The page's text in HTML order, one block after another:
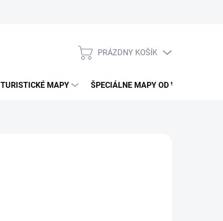
NÁKUPNÝ
PRÁZDNY KOŠÍK
TURISTICKÉ MAPY ŠPECIÁLNE MAPY OD VKÚ